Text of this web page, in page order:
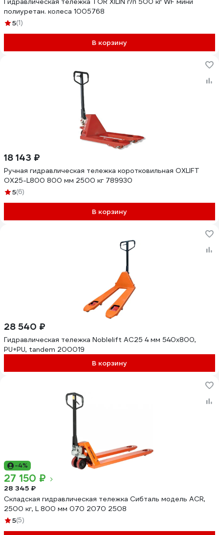
полиуретан. колеса 1005768
5(1)
В корзину
18 143 ₽
Ручная гидравлическая тележка коротковильная OXLIFT
OX25-L800 800 мм 2500 кг 789930
5(6)
В корзину
28 540 ₽
Гидравлическая тележка Noblelift AC25 4 мм 540x800,
PU+PU, tandem 200019
В корзину
-4%
27 150 ₽
28 345 ₽
Складская гидравлическая тележка Сибталь модель ACR,
2500 кг, L 800 мм 070 2070 2508
5(5)